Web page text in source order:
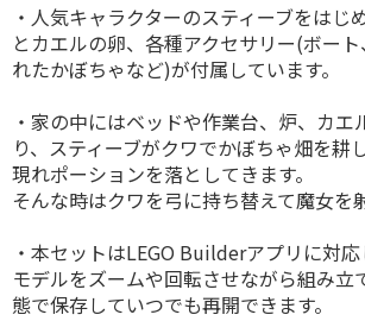
・人気キャラクターのスティーブをはじ
とカエルの卵、各種アクセサリー(ボー
れたかぼちゃなど)が付属しています。
・家の中にはベッドや作業台、炉、カエ
り、スティーブがクワでかぼちゃ畑を耕
現れポーションを落としてきます。
そんな時はクワを弓に持ち替えて魔女を
・本セットはLEGO Builderアプリに対
モデルをズームや回転させながら組み立
態で保存していつでも再開できます。